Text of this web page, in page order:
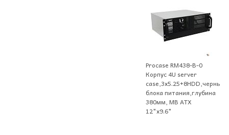
Procase RM438-B-0
Корпус 4U server
блока питания,глубина
380мм, MB ATX
12"x9.6"